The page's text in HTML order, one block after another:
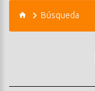
Búsqueda